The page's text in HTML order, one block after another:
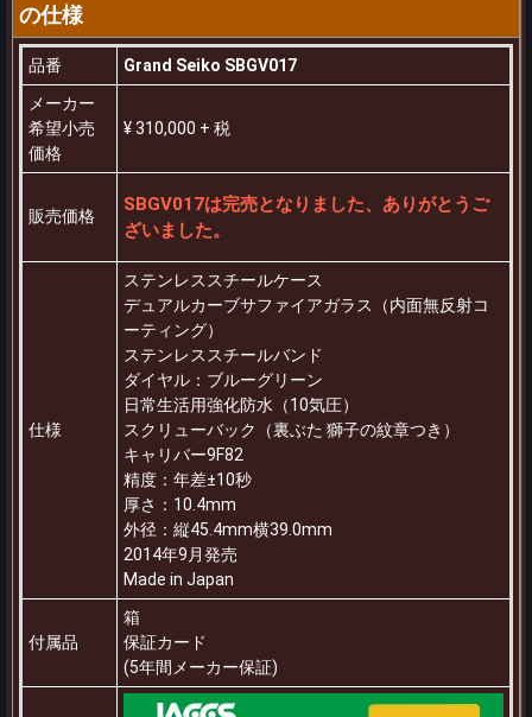
の仕様
品番
Grand Seiko SBGV017
メーカー
希望小売
価格
¥ 310,000 + 税
販売価格
SBGV017は完売となりました、ありがとうご
ざいました。
仕様
ステンレススチールケース
デュアルカーブサファイアガラス（内面無反射コ
ーティング）
ステンレススチールバンド
ダイヤル：ブルーグリーン
日常生活用強化防水（10気圧）
スクリューバック（裏ぶた 獅子の紋章つき）
キャリバー9F82
精度：年差±10秒
厚さ：10.4mm
外径：縦45.4mm横39.0mm
2014年9月発売
Made in Japan
付属品
箱
保証カード
(5年間メーカー保証)